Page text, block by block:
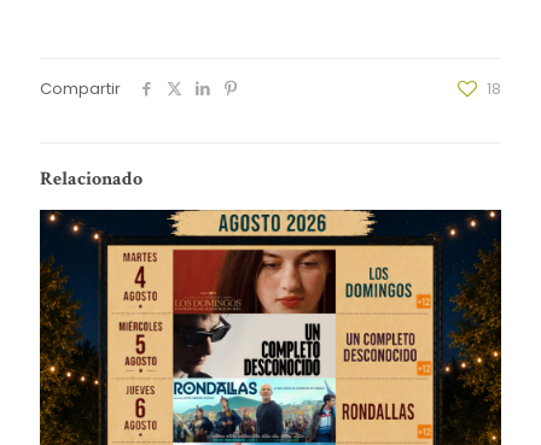
Compartir 18
Relacionado